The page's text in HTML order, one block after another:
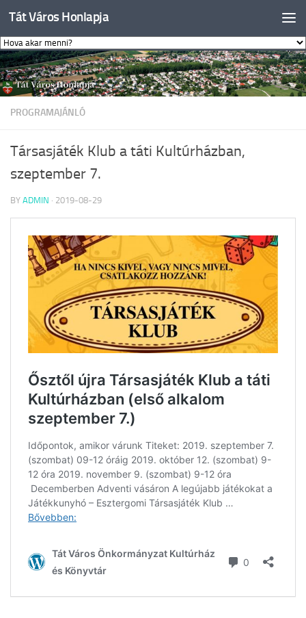
Skip to content
Tát Város Honlapja
PROGRAMAJÁNLÓ
Társasjáték Klub a táti Kultúrházban,
szeptember 7.
BY ADMIN · 2019-08-29